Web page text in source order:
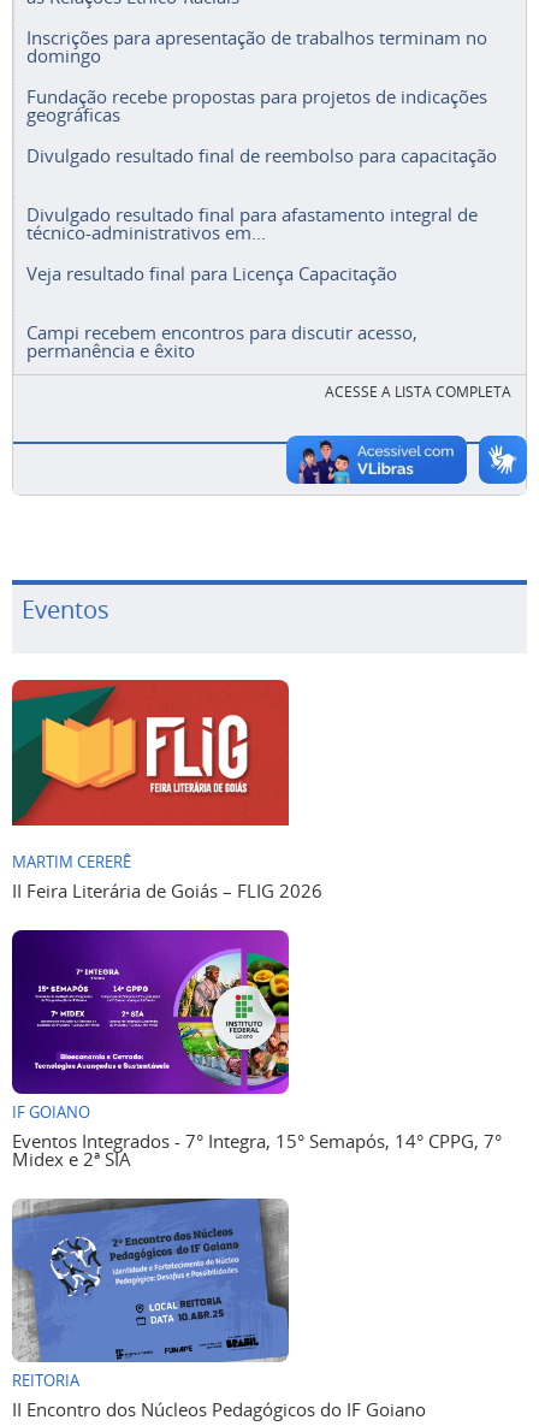
Inscrições para apresentação de trabalhos terminam no
domingo
Fundação recebe propostas para projetos de indicações
geográficas
Divulgado resultado final de reembolso para capacitação
Divulgado resultado final para afastamento integral de
técnico-administrativos em...
Veja resultado final para Licença Capacitação
Campi recebem encontros para discutir acesso,
permanência e êxito
ACESSE A LISTA COMPLETA
Eventos
MARTIM CERERÊ
II Feira Literária de Goiás – FLIG 2026
IF GOIANO
Eventos Integrados - 7° Integra, 15° Semapós, 14° CPPG, 7°
Midex e 2ª SIA
REITORIA
II Encontro dos Núcleos Pedagógicos do IF Goiano